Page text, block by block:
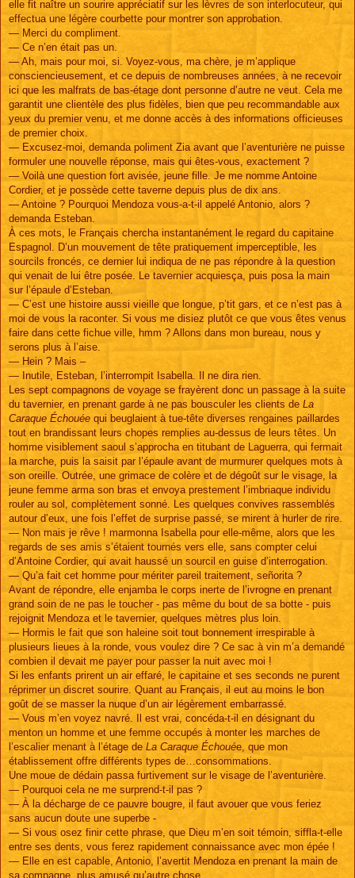
elle fit naître un sourire appréciatif sur les lèvres de son interlocuteur, qui
effectua une légère courbette pour montrer son approbation.
— Merci du compliment.
— Ce n’en était pas un.
— Ah, mais pour moi, si. Voyez-vous, ma chère, je m’applique
consciencieusement, et ce depuis de nombreuses années, à ne recevoir
ici que les malfrats de bas-étage dont personne d’autre ne veut. Cela me
garantit une clientèle des plus fidèles, bien que peu recommandable aux
yeux du premier venu, et me donne accès à des informations officieuses
de premier choix.
— Excusez-moi, demanda poliment Zia avant que l’aventurière ne puisse
formuler une nouvelle réponse, mais qui êtes-vous, exactement ?
— Voilà une question fort avisée, jeune fille. Je me nomme Antoine
Cordier, et je possède cette taverne depuis plus de dix ans.
— Antoine ? Pourquoi Mendoza vous-a-t-il appelé Antonio, alors ?
demanda Esteban.
À ces mots, le Français chercha instantanément le regard du capitaine
Espagnol. D’un mouvement de tête pratiquement imperceptible, les
sourcils froncés, ce dernier lui indiqua de ne pas répondre à la question
qui venait de lui être posée. Le tavernier acquiesça, puis posa la main
sur l’épaule d’Esteban.
— C’est une histoire aussi vieille que longue, p’tit gars, et ce n’est pas à
moi de vous la raconter. Si vous me disiez plutôt ce que vous êtes venus
faire dans cette fichue ville, hmm ? Allons dans mon bureau, nous y
serons plus à l’aise.
— Hein ? Mais –
— Inutile, Esteban, l’interrompit Isabella. Il ne dira rien.
Les sept compagnons de voyage se frayèrent donc un passage à la suite
du tavernier, en prenant garde à ne pas bousculer les clients de La
Caraque Échouée qui beuglaient à tue-tête diverses rengaines paillardes
tout en brandissant leurs chopes remplies au-dessus de leurs têtes. Un
homme visiblement saoul s’approcha en titubant de Laguerra, qui fermait
la marche, puis la saisit par l’épaule avant de murmurer quelques mots à
son oreille. Outrée, une grimace de colère et de dégoût sur le visage, la
jeune femme arma son bras et envoya prestement l’imbriaque individu
rouler au sol, complètement sonné. Les quelques convives rassemblés
autour d’eux, une fois l’effet de surprise passé, se mirent à hurler de rire.
— Non mais je rêve ! marmonna Isabella pour elle-même, alors que les
regards de ses amis s’étaient tournés vers elle, sans compter celui
d’Antoine Cordier, qui avait haussé un sourcil en guise d’interrogation.
— Qu’a fait cet homme pour mériter pareil traitement, señorita ?
Avant de répondre, elle enjamba le corps inerte de l’ivrogne en prenant
grand soin de ne pas le toucher - pas même du bout de sa botte - puis
rejoignit Mendoza et le tavernier, quelques mètres plus loin.
— Hormis le fait que son haleine soit tout bonnement irrespirable à
plusieurs lieues à la ronde, vous voulez dire ? Ce sac à vin m’a demandé
combien il devait me payer pour passer la nuit avec moi !
Si les enfants prirent un air effaré, le capitaine et ses seconds ne purent
réprimer un discret sourire. Quant au Français, il eut au moins le bon
goût de se masser la nuque d’un air légèrement embarrassé.
— Vous m’en voyez navré. Il est vrai, concéda-t-il en désignant du
menton un homme et une femme occupés à monter les marches de
l’escalier menant à l’étage de La Caraque Échouée, que mon
établissement offre différents types de…consommations.
Une moue de dédain passa furtivement sur le visage de l’aventurière.
— Pourquoi cela ne me surprend-t-il pas ?
— À la décharge de ce pauvre bougre, il faut avouer que vous feriez
sans aucun doute une superbe -
— Si vous osez finir cette phrase, que Dieu m’en soit témoin, siffla-t-elle
entre ses dents, vous ferez rapidement connaissance avec mon épée !
— Elle en est capable, Antonio, l’avertit Mendoza en prenant la main de
sa compagne, plus amusé qu’autre chose.